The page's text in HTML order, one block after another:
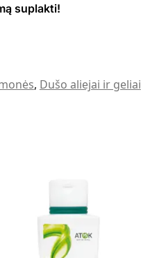
suplakti!
, Dušo aliejai ir geliai